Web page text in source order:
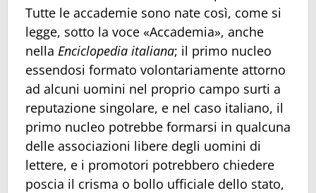
Tutte le accademie sono nate così, come si
legge, sotto la voce «Accademia», anche
nella Enciclopedia italiana; il primo nucleo
essendosi formato volontariamente attorno
ad alcuni uomini nel proprio campo surti a
reputazione singolare, e nel caso italiano, il
primo nucleo potrebbe formarsi in qualcuna
delle associazioni libere degli uomini di
lettere, e i promotori potrebbero chiedere
poscia il crisma o bollo ufficiale dello stato,